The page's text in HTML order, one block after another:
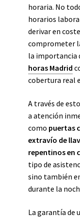
horaria. No
horarios
derivar en
comprometer
la importancia
horas Madrid
cobertura real
A través de
a atención
como puertas
extravío de
repentinos en
tipo de
sino también
durante la
La garantía de